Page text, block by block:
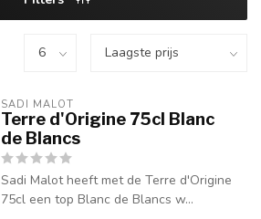
SADI MALOT
Terre d'Origine 75cl Blanc
de Blancs
Sadi Malot heeft met de Terre d'Origine
75cl een top Blanc de Blancs w...